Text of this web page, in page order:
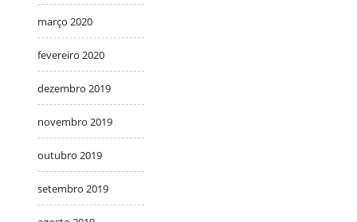
março 2020
fevereiro 2020
dezembro 2019
novembro 2019
outubro 2019
setembro 2019